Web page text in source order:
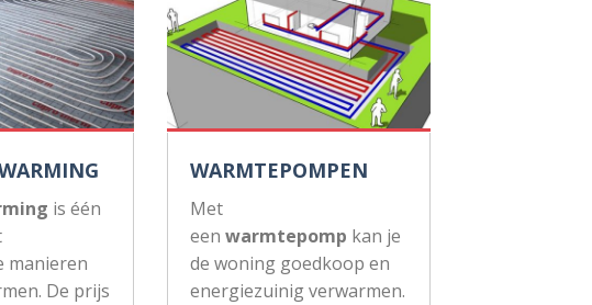
is één
manieren
De prijs
WARMTEPOMPEN
Met
een warmtepomp kan je
de woning goedkoop en
energiezuinig verwarmen.